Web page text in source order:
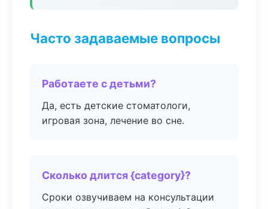
Часто задаваемые вопросы
Работаете с детьми?
Да, есть детские стоматологи,
игровая зона, лечение во сне.
Сколько длится {category}?
Сроки озвучиваем на консультации